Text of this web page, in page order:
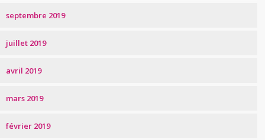
septembre 2019
juillet 2019
avril 2019
mars 2019
février 2019